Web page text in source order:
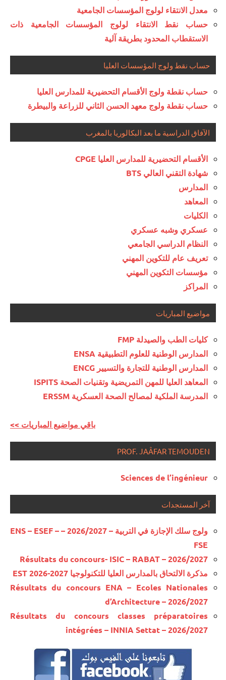
معدل الانتقاء لولوج المؤسسات الجامعية
حساب نقط الانتقاء لولوج المؤسسات الجامعية ذات
الاستقطاب المحدود بطريقة آلية
حساب نقط ولوج المؤسسات العليا
حساب نقطة ولوج الأقسام التحضيرية للمدارس العليا
حساب نقطة ولوج معهد الحسن الثاني للزراعة والبيطرة
الآفاق الدراسية ما بعد البكالوريا بالمغرب
الأقسام التحضيرية للمدارس العليا CPGE
شهادة التقني العالي BTS
المدارس
المعاهد
الكليات
عسكري وشبه عسكري
النظام الدراسي الجامعي
تعريف عام للتكوين المهني
مؤسسات التكوين المهني
المراكز
مواضيع المباريات
كليات الطب والصيدلة FMP
المدارس الوطنية للعلوم التطبيقية ENSA
المدارس الوطنية للتجارة والتسيير ENCG
المعاهد العليا للمهن التمريضية وتقنيات الصحة ISPITS
المدرسة الملكية لمصالح الصحة العسكرية ERSSM
<< باقي مواضيع المباريات
PROF. JAÂFAR TEMOUDEN
Sciences de l’ingénieur
آخر المستجدات
ولوج سلك الإجازة في التربية – 2026/2027 – ENS – ESEF –
FSE
Résultats du concours- ISIC – RABAT – 2026/2027
مذكرة الالتحاق بالمدارس العليا للتكنولوجيا EST 2026-2027
Résultats du concours ENA – Ecoles Nationales
d’Architecture – 2026/2027
Résultats du concours classes préparatoires
intégrées – INNIA Settat – 2026/2027